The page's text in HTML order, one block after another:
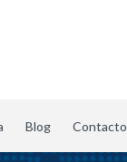
Blog Contacto